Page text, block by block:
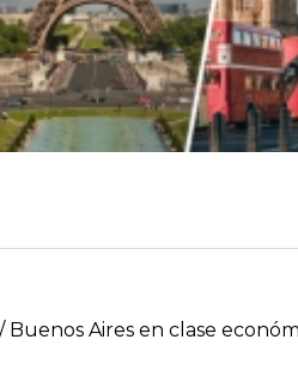
Aires en clase